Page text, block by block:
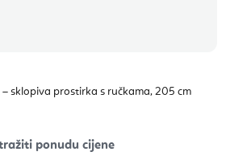
– sklopiva prostirka s ručkama, 205 cm
ponudu cijene